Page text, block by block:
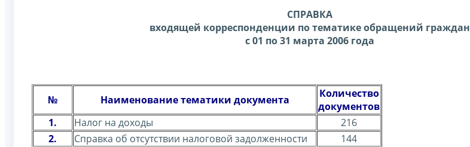
СПРАВКА
входящей корреспонденции по тематике обращений граждан
с 01 по 31 марта 2006 года
№ Наименование тематики документа
Количество
документов
1.
Налог на доходы
216
2.
Справка об отсутствии налоговой задолженности
144